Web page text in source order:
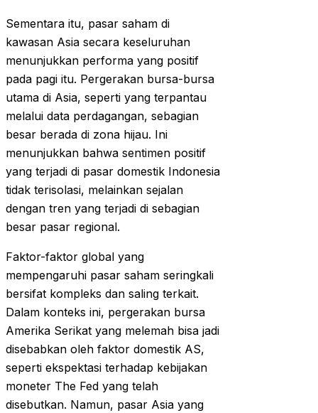
Sementara itu, pasar saham di
kawasan Asia secara keseluruhan
menunjukkan performa yang positif
pada pagi itu. Pergerakan bursa-bursa
utama di Asia, seperti yang terpantau
melalui data perdagangan, sebagian
besar berada di zona hijau. Ini
menunjukkan bahwa sentimen positif
yang terjadi di pasar domestik Indonesia
tidak terisolasi, melainkan sejalan
dengan tren yang terjadi di sebagian
besar pasar regional.
Faktor-faktor global yang
mempengaruhi pasar saham seringkali
bersifat kompleks dan saling terkait.
Dalam konteks ini, pergerakan bursa
Amerika Serikat yang melemah bisa jadi
disebabkan oleh faktor domestik AS,
seperti ekspektasi terhadap kebijakan
moneter The Fed yang telah
disebutkan. Namun, pasar Asia yang